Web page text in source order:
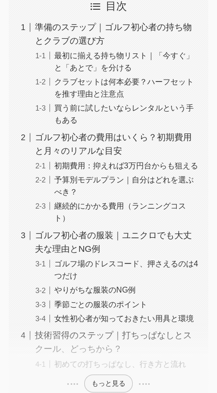
目次
準備のステップ｜ゴルフ初心者の持ち物
とクラブの選び方
最初に揃える持ち物リスト｜「今すぐ」
と「あとで」を分ける
クラブセットは何本必要？ハーフセット
を推す理由と注意点
買う前に試したいならレンタルという手
もある
ゴルフ初心者の費用はいくら？初期費用
と月々のリアルな目安
初期費用：抑えれば3万円台からも狙える
予算別モデルプラン｜自分はどれを選ぶ
べき？
継続的にかかる費用（ランニングコス
ト）
ゴルフ初心者の服装｜ユニクロでも大丈
夫な理由とNG例
ゴルフ場のドレスコード、押さえるのは4
つだけ
やりがちな服装のNG例
季節ごとの服装のポイント
女性初心者が知っておきたい用具と環境
技術習得のステップ｜打ちっぱなしとス
クール、どっちから？
初めての打ちっぱなし、行き方と流れ
もっと見る